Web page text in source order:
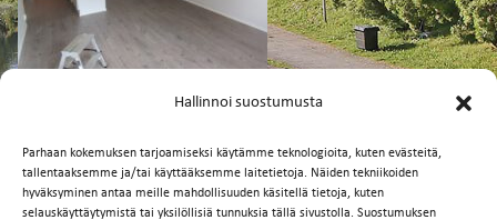
Hallinnoi suostumusta
Parhaan kokemuksen tarjoamiseksi käytämme teknologioita, kuten evästeitä,
tallentaaksemme ja/tai käyttääksemme laitetietoja. Näiden tekniikoiden
hyväksyminen antaa meille mahdollisuuden käsitellä tietoja, kuten
selauskäyttäytymistä tai yksilöllisiä tunnuksia tällä sivustolla. Suostumuksen
FI
Facebook
TwitterEmailWhatsApp